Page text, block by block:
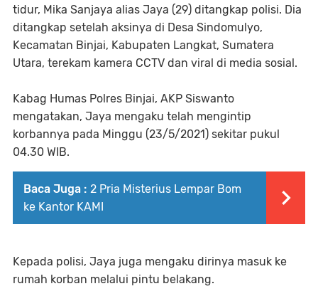
tidur, Mika Sanjaya alias Jaya (29) ditangkap polisi. Dia
ditangkap setelah aksinya di Desa Sindomulyo,
Kecamatan Binjai, Kabupaten Langkat, Sumatera
Utara, terekam kamera CCTV dan viral di media sosial.
Kabag Humas Polres Binjai, AKP Siswanto
mengatakan, Jaya mengaku telah mengintip
korbannya pada Minggu (23/5/2021) sekitar pukul
04.30 WIB.
Baca Juga : 2 Pria Misterius Lempar Bom
ke Kantor KAMI
Kepada polisi, Jaya juga mengaku dirinya masuk ke
rumah korban melalui pintu belakang.